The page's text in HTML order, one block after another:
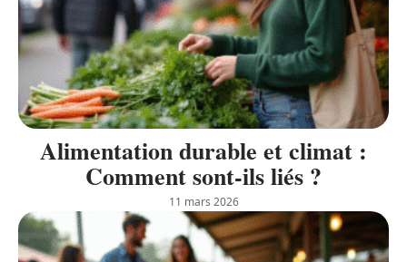
Alimentation durable et climat :
Comment sont-ils liés ?
11 mars 2026